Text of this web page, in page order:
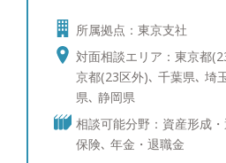
して約3,000人のお客様との面
さまざまな人生観や価値観に
から、心理学やコミュニケー
域に強い興味を持つようにな
リング」や「コーチング」の
コーチとしても活動していま
産を守り、運用することへの
所属拠点：東京支社
対面相談エリア：東京都
京都(23区外)､ 千葉県､ 埼
県､ 静岡県
相談可能分野：資産形成
保険､ 年金・退職金